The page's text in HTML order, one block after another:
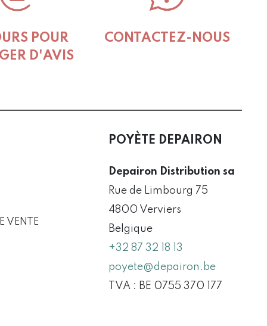
POUR
D'AVIS
CONTACTEZ-NOUS
VENTE
POYÈTE DEPAIRON
Depairon Distribution sa
Rue de Limbourg 75
4800 Verviers
Belgique
+32 87 32 18 13
poyete@depairon.be
TVA : BE 0755 370 177